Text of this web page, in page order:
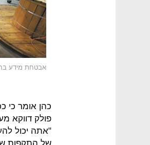
אבטחת מידע
כהן אומר כי
פולק דווקא
"אתה יכול